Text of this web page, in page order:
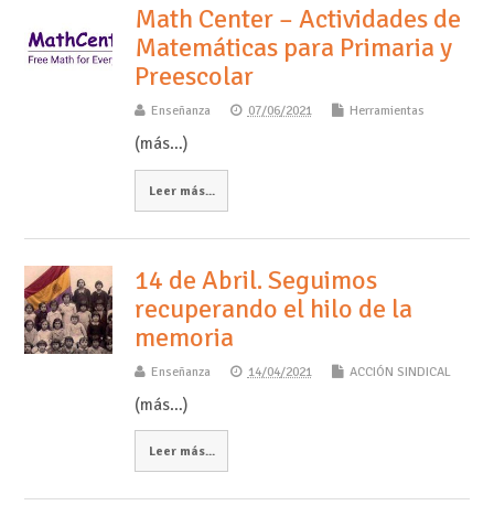
Math Center – Actividades de
Matemáticas para Primaria y
Preescolar
Enseñanza 07/06/2021 Herramientas
(más…)
Leer más...
14 de Abril. Seguimos
recuperando el hilo de la
memoria
Enseñanza 14/04/2021 ACCIÓN SINDICAL
(más…)
Leer más...